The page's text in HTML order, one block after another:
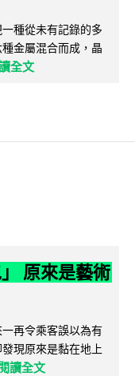
種從未有記錄的多
金屬混合而成，晶
全文
原來是藝術
再令乘客誤以為有
現原來是黏在地上
讀全文